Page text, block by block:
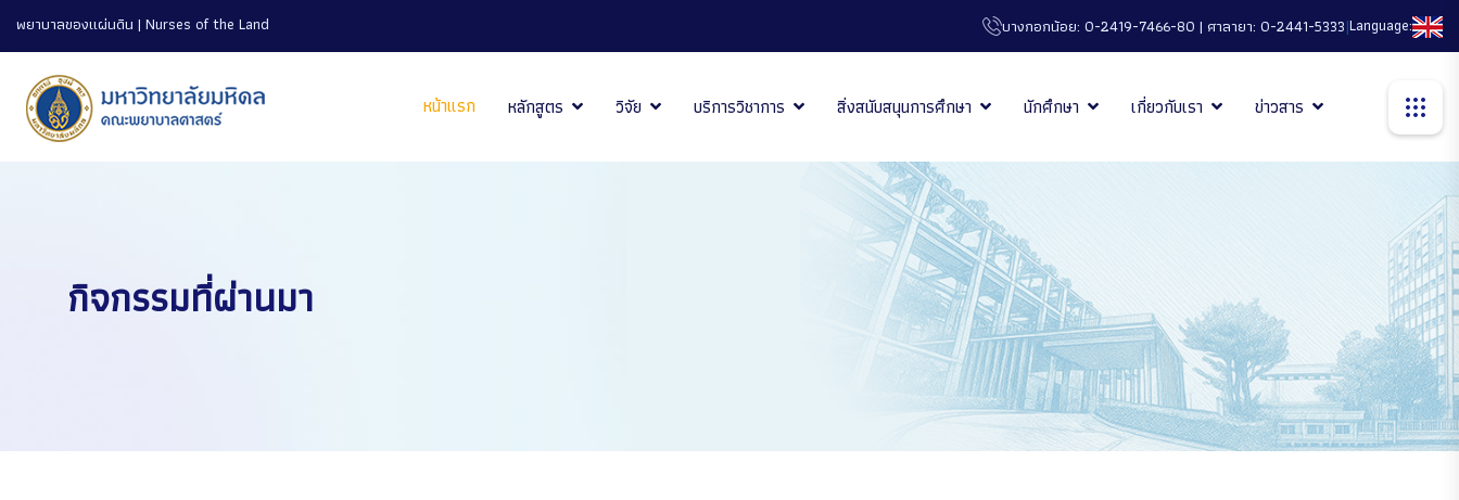
พยาบาลของแผ่นดิน | Nurses of the Land บางกอกน้อย: 0-2419-7466-80 | ศาลายา: 0-2441-5333|Language:
หน้าแรก หลักสูตร วิจัย บริการวิชาการ สิ่งสนับสนุนการศึกษา นักศึกษา เกี่ยวกับเรา ข่าวสาร
กิจกรรมที่ผ่านมา